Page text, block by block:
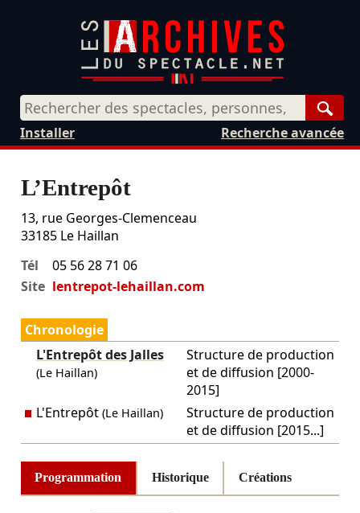
Recherche avancée
Installer
L’Entrepôt
13, rue Georges-Clemenceau
33185 Le Haillan
Tél
05 56 28 71 06
Site lentrepot-lehaillan.com
Chronologie
L'Entrepôt des Jalles
(Le Haillan)
Structure de production
et de diffusion [2000-
2015]
L'Entrepôt (Le Haillan)
Structure de production
et de diffusion [2015...]
Programmation Historique Créations